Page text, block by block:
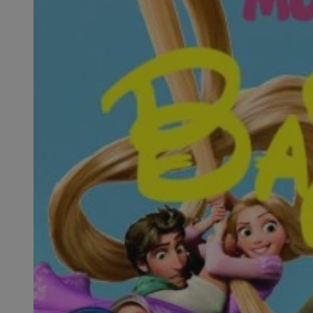
SessID
__cf_bm
__cf_bm
CookieScriptConsent